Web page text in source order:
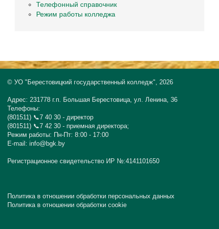
Телефонный справочник
Режим работы колледжа
© УО "Берестовицкий государственный колледж", 2026
Адрес: 231778 г.п. Большая Берестовица, ул. Ленина, 36
Телефоны:
(801511) 📞7 40 30 - директор
(801511) 📞7 42 30 - приемная директора;
Режим работы: Пн-Пт: 8:00 - 17:00
E-mail: info@bgk.by
Регистрационное свидетельство ИР №:4141101650
Политика в отношении обработки персональных данных
Политика в отношении обработки cookie